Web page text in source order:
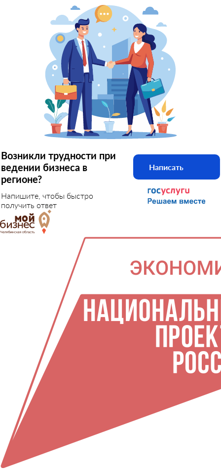
Возникли трудности при
ведении бизнеса в
регионе?
Напишите, чтобы быстро
получить ответ
Написать